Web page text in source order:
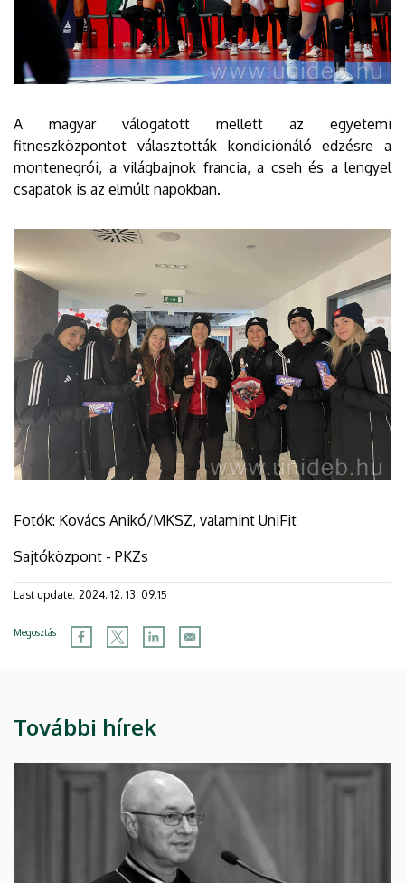
A magyar válogatott mellett az egyetemi
fitneszközpontot választották kondicionáló edzésre a
montenegrói, a világbajnok francia, a cseh és a lengyel
csapatok is az elmúlt napokban.
Fotók: Kovács Anikó/MKSZ, valamint UniFit
Sajtóközpont - PKZs
Last update: 2024. 12. 13. 09:15
Megosztás
További hírek